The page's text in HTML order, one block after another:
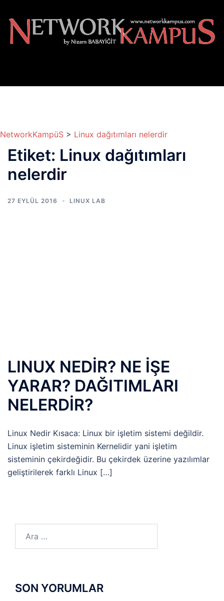
atla
NetworkKampüS > Linux dağıtımları nelerdir
Etiket: Linux dağıtımları
nelerdir
27 EYLÜL 2016 LINUX LAB
LINUX NEDİR? NE İŞE
YARAR? DAĞITIMLARI
NELERDİR?
Linux Nedir Kısaca: Linux bir işletim sistemi değildir.
Linux işletim sisteminin Kernelidir yani işletim
sisteminin çekirdeğidir. Bu çekirdek üzerine yazılımlar
geliştirilerek farklı Linux […]
SON YORUMLAR